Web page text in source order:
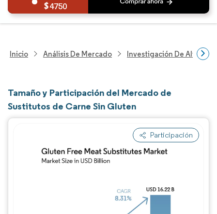
4750
Inicio Análisis De Mercado Investigación De
Tamaño y Participación del Mercado de
Sustitutos de Carne Sin Gluten
Participación